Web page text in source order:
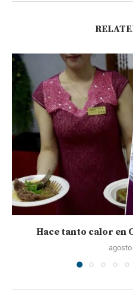
Hace tanto calor en
agosto